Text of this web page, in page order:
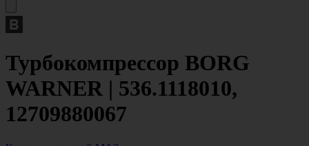
Турбокомпрессор BORG
WARNER | 536.1118010,
12709880067